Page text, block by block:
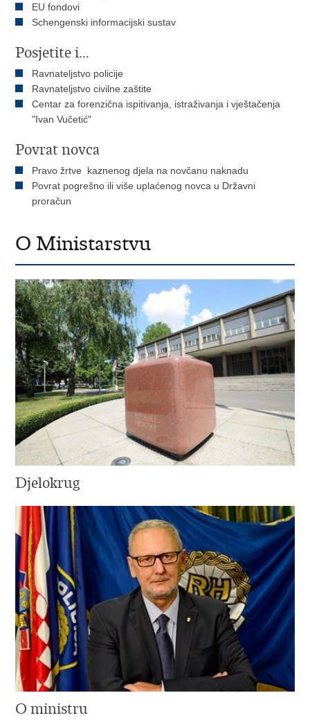
EU fondovi
Schengenski informacijski sustav
Posjetite i...
Ravnateljstvo policije
Ravnateljstvo civilne zaštite
Centar za forenzična ispitivanja, istraživanja i vještačenja
"Ivan Vučetić"
Povrat novca
Pravo žrtve kaznenog djela na novčanu naknadu
Povrat pogrešno ili više uplaćenog novca u Državni
proračun
O Ministarstvu
Djelokrug
O ministru